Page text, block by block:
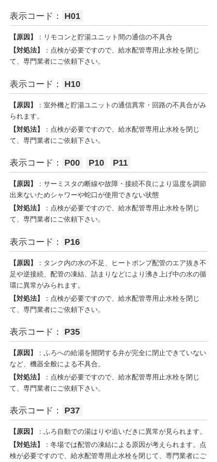
表示コード： H01
【原因】
：リモコンと貯湯ユニット間の通信の不具合
【対処法】
：点検が必要ですので、給水配管専用止水栓を閉じ
て、専門業者にご依頼下さい。
表示コード： H10
【原因】
：室外機と貯湯ユニットの通信異常・回路の不具合がみ
られます。
【対処法】
：点検が必要ですので、給水配管専用止水栓を閉じ
て、専門業者にご依頼下さい。
表示コード： P00 P10 P11
【原因】
：サーミスタの断線や故障・接続不良により温度を調節
出来ないためシャワーや蛇口が使用できない状態
【対処法】
：点検が必要ですので、給水配管専用止水栓を閉じ
て、専門業者にご依頼下さい。
表示コード： P16
【原因】
：タンク内の水の不足、ヒートポンプ配管のエア抜き不
足や逆接続、配管の凍結、詰まりなどにより沸き上げ中の水の循
環に異常がみられます。
【対処法】
：点検が必要ですので、給水配管専用止水栓を閉じ
て、専門業者にご依頼下さい。
表示コード： P35
【原因】
：ふろへの給湯を開閉する弁が完全に閉止できていない
など、機器全般による不具合。
【対処法】
：点検が必要ですので、給水配管専用止水栓を閉じ
て、専門業者にご依頼下さい。
表示コード： P37
【原因】
：ふろ自動での湯はりや追いだきに異常が見られます。
【対処法】
：冬場では配管の凍結による原因が考えられます。点
検が必要ですので、給水配管専用止水栓を閉じて、専門業者にご